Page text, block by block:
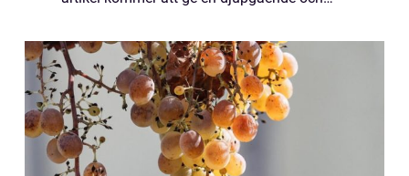
dess definition och typer till dess...